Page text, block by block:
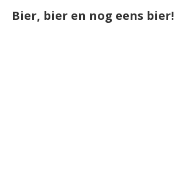
Bier, bier en nog eens bier!